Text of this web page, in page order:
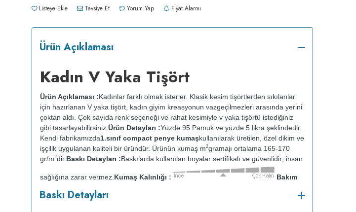
Listeye Ekle Tavsiye Et Yorum Yap Fiyat Alarmı
Ürün Açıklaması
Kadın V Yaka Tişört
Ürün Açıklaması :Kadınlar farklı olmak isterler. Klasik kesim tişörtlerden sıkılanlar
için hazırlanan V yaka tişört, kadın giyim kreasyonun vazgeçilmezleri arasında yerini
çoktan aldı. Çok sayıda renk seçeneği ve rahat kesimiyle v yaka tişörtü istediğiniz
gibi tasarlayabilirsiniz. Ürün Detayları :Yüzde 95 Pamuk ve yüzde 5 likra şeklindedir.
Kendi fabrikamızda1.sınıf compact penye kumaşkullanılarak üretilen, özel dikim ve
işçilik uygulanan kaliteli bir üründür. Ürünün kumaş m2gramajı ortalama 165-170
gr/m2dir. Baskı Detayları :Baskılarda kullanılan boyalar sertifikalı ve güvenlidir; insan
sağlığına zarar vermez. Kumaş Kalınlığı :
Bakım
yapılmaz.Kurutma makinesinde kurutulmaz.
Baskı Detayları